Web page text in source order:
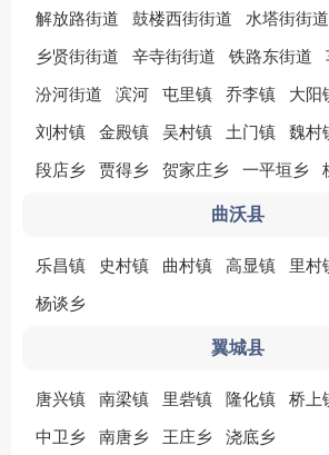
解放路街道 鼓楼西街街道 水塔街街道
乡贤街街道 辛寺街街道 铁路东街道
汾河街道 滨河 屯里镇 乔李镇 大阳
刘村镇 金殿镇 吴村镇 土门镇 魏村
段店乡 贾得乡 贺家庄乡 一平垣乡
曲沃县
乐昌镇 史村镇 曲村镇 高显镇 里村
杨谈乡
翼城县
唐兴镇 南梁镇 里砦镇 隆化镇 桥上
中卫乡 南唐乡 王庄乡 浇底乡